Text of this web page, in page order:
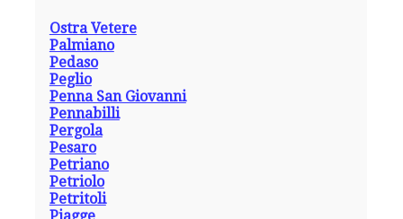
Ostra Vetere
Palmiano
Pedaso
Peglio
Penna San Giovanni
Pennabilli
Pergola
Pesaro
Petriano
Petriolo
Petritoli